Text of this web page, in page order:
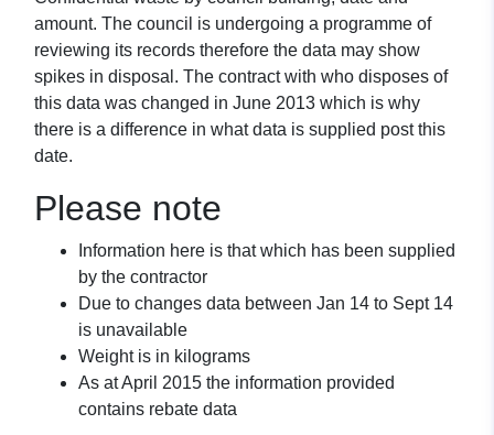
amount. The council is undergoing a programme of
reviewing its records therefore the data may show
spikes in disposal. The contract with who disposes of
this data was changed in June 2013 which is why
there is a difference in what data is supplied post this
date.
Please note
Information here is that which has been supplied
by the contractor
Due to changes data between Jan 14 to Sept 14
is unavailable
Weight is in kilograms
As at April 2015 the information provided
contains rebate data